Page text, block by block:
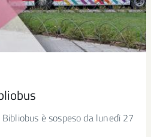
è sospeso da lunedì 27